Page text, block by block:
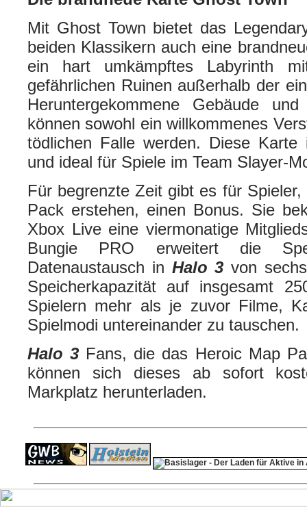
Mit Ghost Town bietet das
beiden Klassikern auch eine
ein hart umkämpftes Labyrinth
gefährlichen Ruinen außerhalb der
Heruntergekommene Gebäude
können sowohl ein willkommenes
tödlichen Falle werden. Diese
und ideal für Spiele im Team Slayer-
Für begrenzte Zeit gibt es für
Pack erstehen, einen Bonus. Sie
Xbox Live eine viermonatige
Bungie PRO erweitert die
Datenaustausch in Halo 3von
Speicherkapazität auf insgesamt
Spielern mehr als je zuvor Filme,
Spielmodi untereinander zu tauschen.
Halo 3 Fans, die das Heroic Map
können sich dieses ab sofort
Markplatz herunterladen.